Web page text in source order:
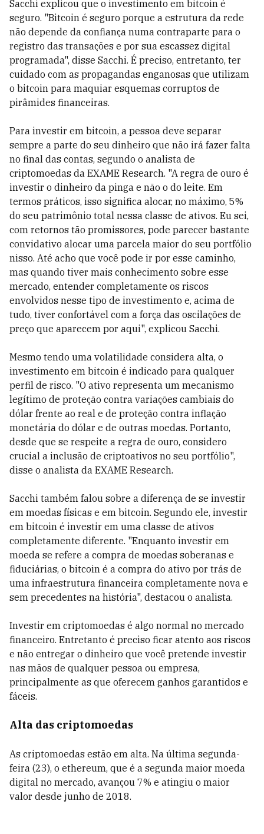
Sacchi explicou que o investimento em bitcoin é
seguro. "Bitcoin é seguro porque a estrutura da rede
não depende da confiança numa contraparte para o
registro das transações e por sua escassez digital
programada", disse Sacchi. É preciso, entretanto, ter
cuidado com as propagandas enganosas que utilizam
o bitcoin para maquiar esquemas corruptos de
pirâmides financeiras.
Para investir em bitcoin, a pessoa deve separar
sempre a parte do seu dinheiro que não irá fazer falta
no final das contas, segundo o analista de
criptomoedas da EXAME Research. "A regra de ouro é
investir o dinheiro da pinga e não o do leite. Em
termos práticos, isso significa alocar, no máximo, 5%
do seu patrimônio total nessa classe de ativos. Eu sei,
com retornos tão promissores, pode parecer bastante
convidativo alocar uma parcela maior do seu portfólio
nisso. Até acho que você pode ir por esse caminho,
mas quando tiver mais conhecimento sobre esse
mercado, entender completamente os riscos
envolvidos nesse tipo de investimento e, acima de
tudo, tiver confortável com a força das oscilações de
preço que aparecem por aqui", explicou Sacchi.
Mesmo tendo uma volatilidade considera alta, o
investimento em bitcoin é indicado para qualquer
perfil de risco. "O ativo representa um mecanismo
legítimo de proteção contra variações cambiais do
dólar frente ao real e de proteção contra inflação
monetária do dólar e de outras moedas. Portanto,
desde que se respeite a regra de ouro, considero
crucial a inclusão de criptoativos no seu portfólio",
disse o analista da EXAME Research.
Sacchi também falou sobre a diferença de se investir
em moedas físicas e em bitcoin. Segundo ele, investir
em bitcoin é investir em uma classe de ativos
completamente diferente. "Enquanto investir em
moeda se refere a compra de moedas soberanas e
fiduciárias, o bitcoin é a compra do ativo por trás de
uma infraestrutura financeira completamente nova e
sem precedentes na história", destacou o analista.
Investir em criptomoedas é algo normal no mercado
financeiro. Entretanto é preciso ficar atento aos riscos
e não entregar o dinheiro que você pretende investir
nas mãos de qualquer pessoa ou empresa,
principalmente as que oferecem ganhos garantidos e
fáceis.
Alta das criptomoedas
As criptomoedas estão em alta. Na última segunda-
feira (23), o ethereum, que é a segunda maior moeda
digital no mercado, avançou 7% e atingiu o maior
valor desde junho de 2018.